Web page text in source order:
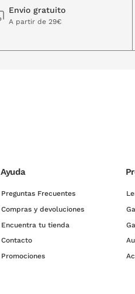
Envio gratuito
A partir de 29€
Ayuda
Preguntas Frecuentes
Compras y devoluciones
Encuentra tu tienda
Contacto
Promociones